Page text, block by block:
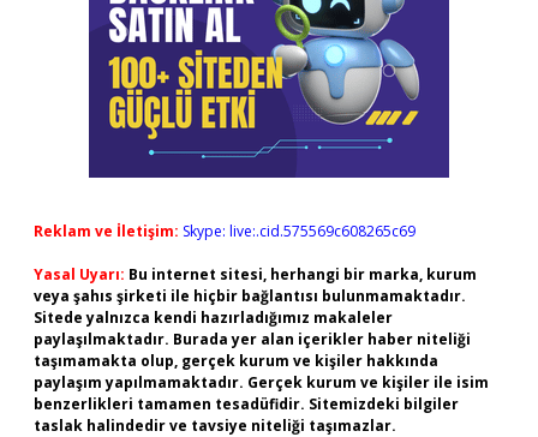
Reklam ve İletişim: Skype: live:.cid.575569c608265c69
Yasal Uyarı: Bu internet sitesi, herhangi bir marka, kurum
veya şahıs şirketi ile hiçbir bağlantısı bulunmamaktadır.
Sitede yalnızca kendi hazırladığımız makaleler
paylaşılmaktadır. Burada yer alan içerikler haber niteliği
taşımamakta olup, gerçek kurum ve kişiler hakkında
paylaşım yapılmamaktadır. Gerçek kurum ve kişiler ile isim
benzerlikleri tamamen tesadüfidir. Sitemizdeki bilgiler
taslak halindedir ve tavsiye niteliği taşımazlar.